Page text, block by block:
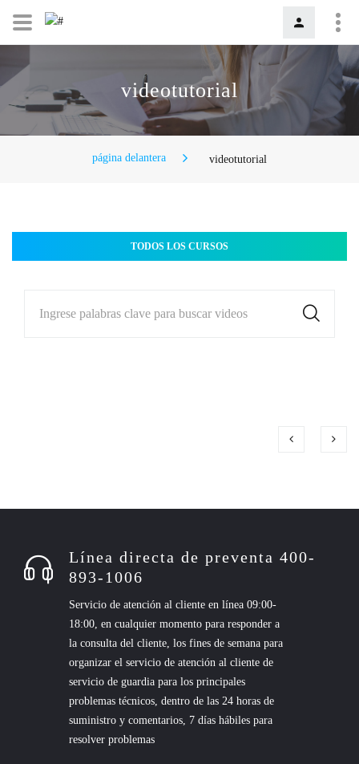
videotutorial
página delantera videotutorial
TODOS LOS CURSOS
Ingrese palabras clave para buscar videos
Línea directa de preventa 400-
893-1006
Servicio de atención al cliente en línea 09:00-
18:00, en cualquier momento para responder a
la consulta del cliente, los fines de semana para
organizar el servicio de atención al cliente de
servicio de guardia para los principales
problemas técnicos, dentro de las 24 horas de
suministro y comentarios, 7 días hábiles para
resolver problemas